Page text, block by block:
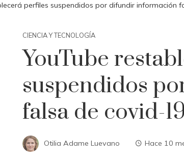
perfiles suspendidos por difundir información
CIENCIA Y TECNOLOGÍA
YouTube
suspendidos
falsa de covid-
Otilia Adame Luevano Hace 10